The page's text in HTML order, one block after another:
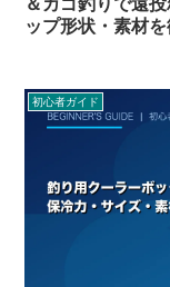
＆カゴ釣りで遠
ップ形状・素材
初心者ガイド